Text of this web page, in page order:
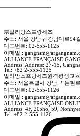
㈜알리앙스프랑세즈
주소: 서울 강남구 강남대로94
대표번호: 02-555-1125
이메일 :
ALLIANCE FRANÇAISE
Address: Address: 27-15,
Tel: +82 2-555-1125
알리앙스프랑세즈원격평생교육
주소: 서울특별시 강남구 논현
대표번호: 02-555-1126
이메일 :
ALLIANCE FRANÇAISE
Address: 4F, 205ho, 59,
Tel: +82 2-555-1126